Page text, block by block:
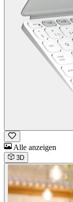
Alle anzeigen
3D